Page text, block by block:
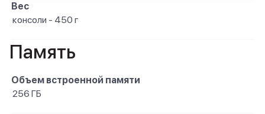
Вес
консоли - 450 г
Память
Объем встроенной памяти
256 ГБ